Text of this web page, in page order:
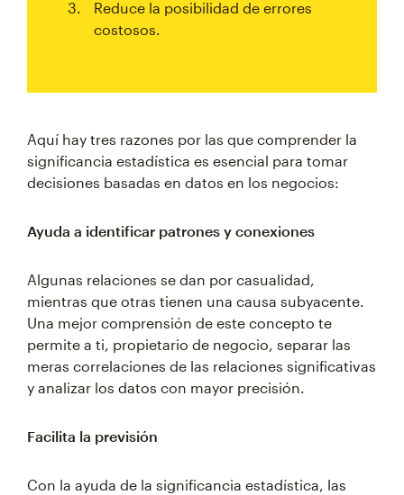
Reduce la posibilidad de errores
costosos.
Aquí hay tres razones por las que comprender la
significancia estadística es esencial para tomar
decisiones basadas en datos en los negocios:
Ayuda a identificar patrones y conexiones
Algunas relaciones se dan por casualidad,
mientras que otras tienen una causa subyacente.
Una mejor comprensión de este concepto te
permite a ti, propietario de negocio, separar las
meras correlaciones de las relaciones significativas
y analizar los datos con mayor precisión.
Facilita la previsión
Con la ayuda de la significancia estadística, las